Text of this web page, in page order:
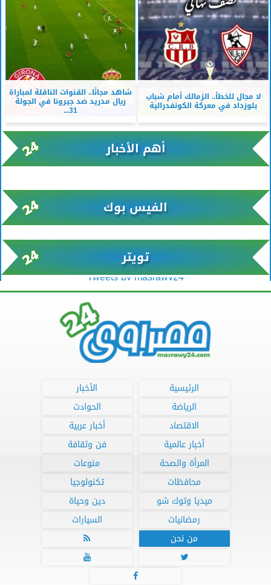
لا مجال للخطأ.. الزمالك أمام شباب
بلوزداد في معركة الكونفدرالية
شاهد مجانًا.. القنوات الناقلة لمباراة
ريال مدريد ضد جيرونا في الجولة
31...
أهم الأخبار
الفيس بوك
تويتر
Tweets by masrawy24
الرئيسية
الأخبار
الرياضة
الحوادث
الاقتصاد
أخبار عربية
أخبار عالمية
فن وثقافة
المرأة والصحة
منوعات
محافظات
تكنولوجيا
ميديا وتوك شو
دين وحياة
رمضانيات
السيارات
من نحن



